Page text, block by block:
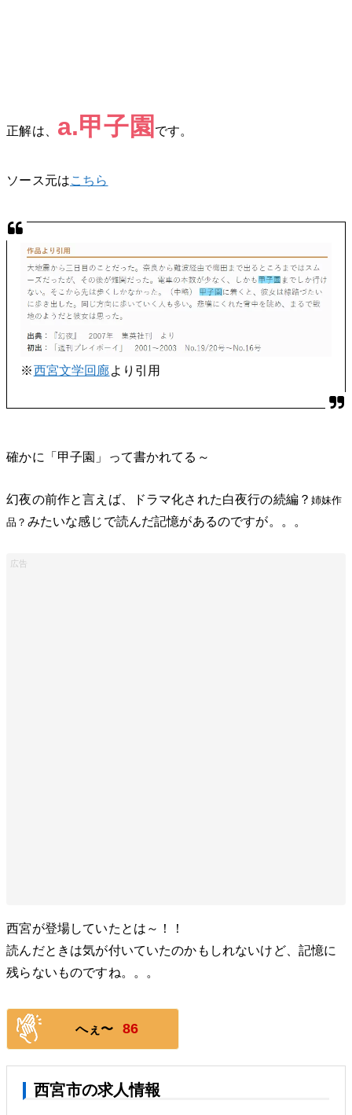
正解は、 a.甲子園 です。
ソース元はこちら
※西宮文学回廊より引用
確かに「甲子園」って書かれてる～
幻夜の前作と言えば、ドラマ化された白夜行の続編？姉妹作
品？ みたいな感じで読んだ記憶があるのですが。。。
西宮が登場していたとは～！！
読んだときは気が付いていたのかもしれないけど、記憶に
残らないものですね。。。
へぇ〜 86
西宮市の求人情報